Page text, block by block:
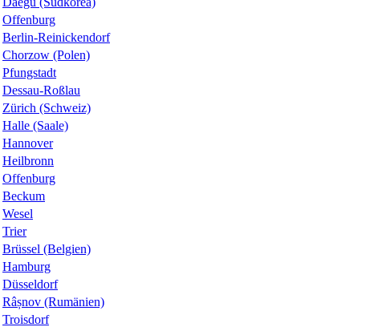
Offenburg
Berlin-Reinickendorf
Chorzow (Polen)
Pfungstadt
Dessau-Roßlau
Zürich (Schweiz)
Halle (Saale)
Hannover
Heilbronn
Offenburg
Beckum
Wesel
Trier
Brüssel (Belgien)
Hamburg
Düsseldorf
Râșnov (Rumänien)
Troisdorf